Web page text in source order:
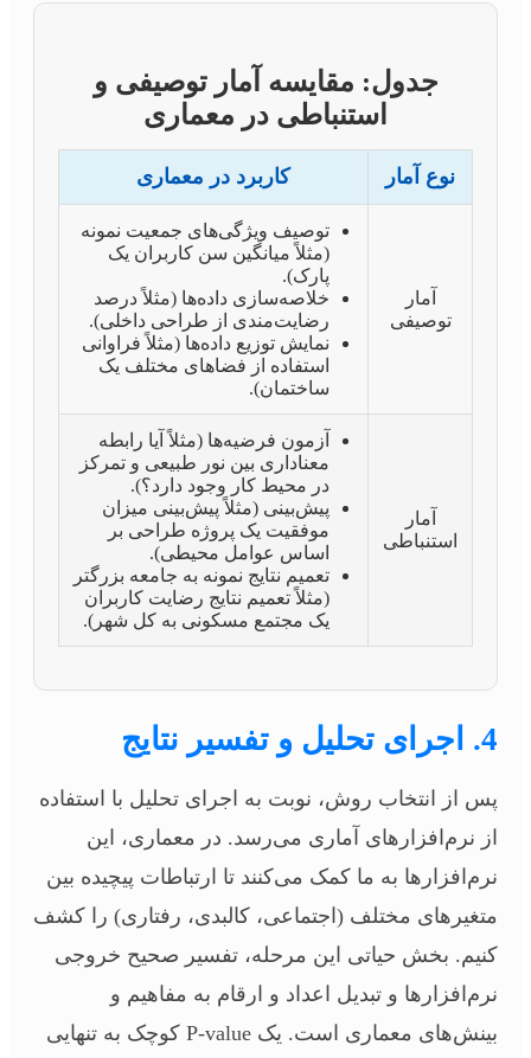
جدول: مقایسه آمار توصیفی و
استنباطی در معماری
نوع آمار کاربرد در معماری
آمار
توصیفی
توصیف ویژگی‌های جمعیت نمونه
(مثلاً میانگین سن کاربران یک
پارک).
خلاصه‌سازی داده‌ها (مثلاً درصد
رضایت‌مندی از طراحی داخلی).
نمایش توزیع داده‌ها (مثلاً فراوانی
استفاده از فضاهای مختلف یک
ساختمان).
آمار
استنباطی
آزمون فرضیه‌ها (مثلاً آیا رابطه
معناداری بین نور طبیعی و تمرکز
در محیط کار وجود دارد؟).
پیش‌بینی (مثلاً پیش‌بینی میزان
موفقیت یک پروژه طراحی بر
اساس عوامل محیطی).
تعمیم نتایج نمونه به جامعه بزرگتر
(مثلاً تعمیم نتایج رضایت کاربران
یک مجتمع مسکونی به کل شهر).
4. اجرای تحلیل و تفسیر نتایج
پس از انتخاب روش، نوبت به اجرای تحلیل با استفاده
از نرم‌افزارهای آماری می‌رسد. در معماری، این
نرم‌افزارها به ما کمک می‌کنند تا ارتباطات پیچیده بین
متغیرهای مختلف (اجتماعی، کالبدی، رفتاری) را کشف
کنیم. بخش حیاتی این مرحله، تفسیر صحیح خروجی
نرم‌افزارها و تبدیل اعداد و ارقام به مفاهیم و
بینش‌های معماری است. یک P-value کوچک به تنهایی